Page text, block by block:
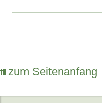
zum Seitenanfang